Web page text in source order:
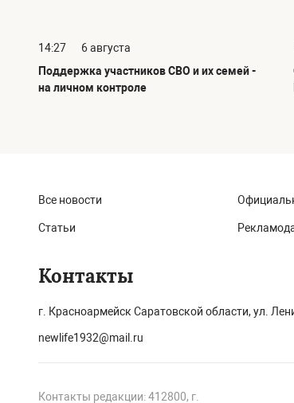
14:27
6 августа
Поддержка участников СВО и их семей -
на личном контроле
Все новости
Статьи
Контакты
г. Красноармейск Саратовской области, ул.
newlife1932@mail.ru
Контакты редакции: 412800, г.